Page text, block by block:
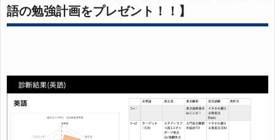
語の勉強計画をプレゼント！！】